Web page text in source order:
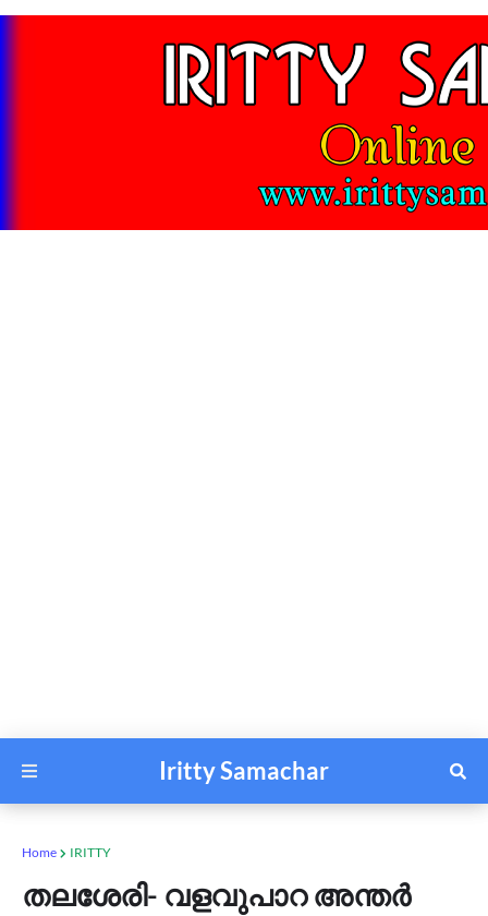
Iritty Samachar
Home IRITTY
തലശേരി- വളവുപാറ അന്തർ